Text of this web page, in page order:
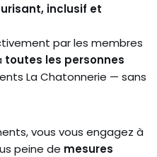
inclusif et
par les membres
toutes les personnes
La Chatonnerie — sans
vous vous engagez à
peine de mesures